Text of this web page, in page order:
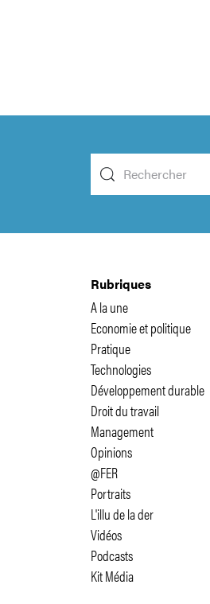
Rubriques
A la une
Economie et politique
Pratique
Technologies
Développement durable
Droit du travail
Management
Opinions
@FER
Portraits
L'illu de la der
Vidéos
Podcasts
Kit Média